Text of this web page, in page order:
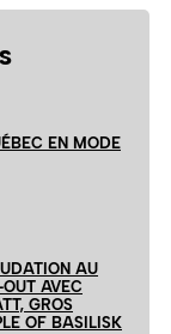
EN MODE
AU
AVEC
GROS
OF BASILISK